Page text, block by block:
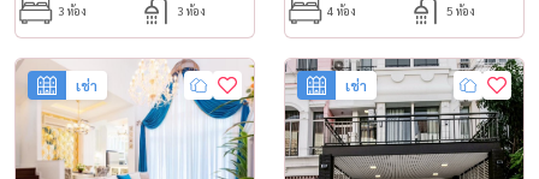
3 ห้อง 3 ห้อง 4 ห้อง 5 ห้อง
เช่า เช่า